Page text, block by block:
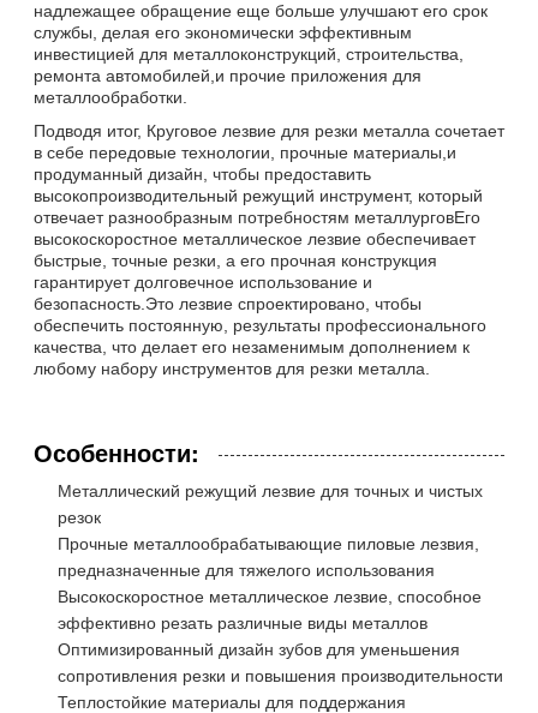
надлежащее обращение еще больше улучшают его срок
службы, делая его экономически эффективным
инвестицией для металлоконструкций, строительства,
ремонта автомобилей,и прочие приложения для
металлообработки.
Подводя итог, Круговое лезвие для резки металла сочетает
в себе передовые технологии, прочные материалы,и
продуманный дизайн, чтобы предоставить
высокопроизводительный режущий инструмент, который
отвечает разнообразным потребностям металлурговЕго
высокоскоростное металлическое лезвие обеспечивает
быстрые, точные резки, а его прочная конструкция
гарантирует долговечное использование и
безопасность.Это лезвие спроектировано, чтобы
обеспечить постоянную, результаты профессионального
качества, что делает его незаменимым дополнением к
любому набору инструментов для резки металла.
Особенности:
Металлический режущий лезвие для точных и чистых
резок
Прочные металлообрабатывающие пиловые лезвия,
предназначенные для тяжелого использования
Высокоскоростное металлическое лезвие, способное
эффективно резать различные виды металлов
Оптимизированный дизайн зубов для уменьшения
сопротивления резки и повышения производительности
Теплостойкие материалы для поддержания